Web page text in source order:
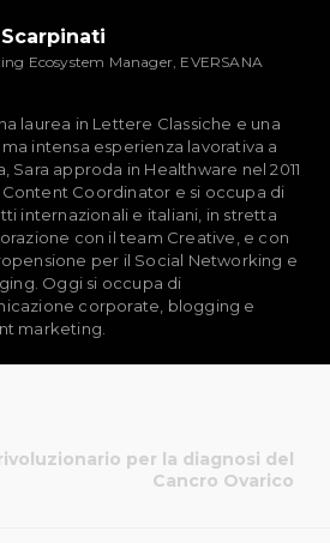
Scarpinati
Ecosystem Manager, EVERSANA
laurea in Lettere Classiche e una
intensa esperienza lavorativa a
Sara approda in Healthware nel 2011
Coordinator e si occupa di
internazionali e italiani, in stretta
con il team Creative, e con
per il Social Networking e
Oggi si occupa di
corporate, blogging e
marketing.
per la diagnosi del
Cancro Ovarico